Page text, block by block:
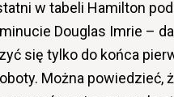
w tabeli Hamilton
Douglas Imrie –
się tylko do końca
Można